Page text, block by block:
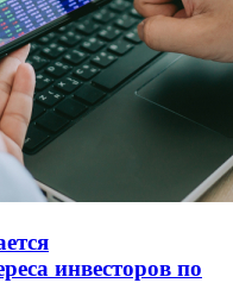
инвесторов по